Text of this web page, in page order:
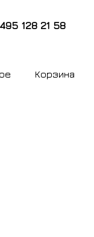
128 21 58
Корзина